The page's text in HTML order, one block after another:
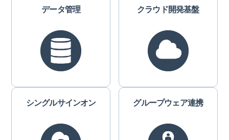
データ管理 クラウド開発基盤
シングルサインオン グループウェア連携